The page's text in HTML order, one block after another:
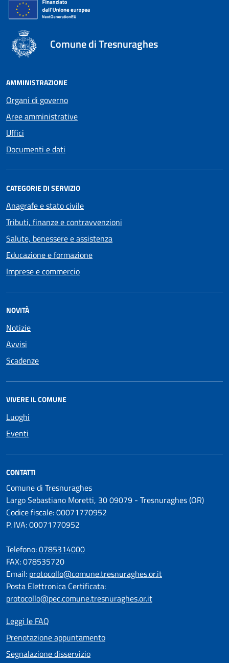
Comune di Tresnuraghes
AMMINISTRAZIONE
Organi di governo
Aree amministrative
Uffici
Documenti e dati
CATEGORIE DI SERVIZIO
Anagrafe e stato civile
Tributi, finanze e contravvenzioni
Salute, benessere e assistenza
Educazione e formazione
Imprese e commercio
NOVITÀ
Notizie
Avvisi
Scadenze
VIVERE IL COMUNE
Luoghi
Eventi
CONTATTI
Comune di Tresnuraghes
Largo Sebastiano Moretti, 30 09079 - Tresnuraghes (OR)
Codice fiscale: 00071770952
P. IVA: 00071770952
Telefono:0785314000
FAX: 078535720
Email: protocollo@comune.tresnuraghes.or.it
Posta Elettronica Certificata:
protocollo@pec.comune.tresnuraghes.or.it
Leggi le FAQ
Prenotazione appuntamento
Segnalazione disservizio